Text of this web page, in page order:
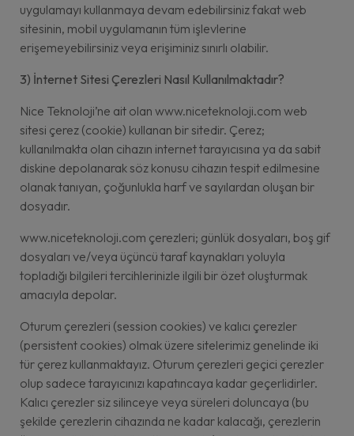
uygulamayı kullanmaya devam edebilirsiniz fakat web
sitesinin, mobil uygulamanın tüm işlevlerine
erişemeyebilirsiniz veya erişiminiz sınırlı olabilir.
3) İnternet Sitesi Çerezleri Nasıl Kullanılmaktadır?
Nice Teknoloji’ne ait olan www.niceteknoloji.com web
sitesi çerez (cookie) kullanan bir sitedir. Çerez;
kullanılmakta olan cihazın internet tarayıcısına ya da sabit
diskine depolanarak söz konusu cihazın tespit edilmesine
olanak tanıyan, çoğunlukla harf ve sayılardan oluşan bir
dosyadır.
www.niceteknoloji.com çerezleri; günlük dosyaları, boş gif
dosyaları ve/veya üçüncü taraf kaynakları yoluyla
topladığı bilgileri tercihlerinizle ilgili bir özet oluşturmak
amacıyla depolar.
Oturum çerezleri (session cookies) ve kalıcı çerezler
(persistent cookies) olmak üzere sitelerimiz genelinde iki
tür çerez kullanmaktayız. Oturum çerezleri geçici çerezler
olup sadece tarayıcınızı kapatıncaya kadar geçerlidirler.
Kalıcı çerezler siz silinceye veya süreleri doluncaya (bu
şekilde çerezlerin cihazında ne kadar kalacağı, çerezlerin